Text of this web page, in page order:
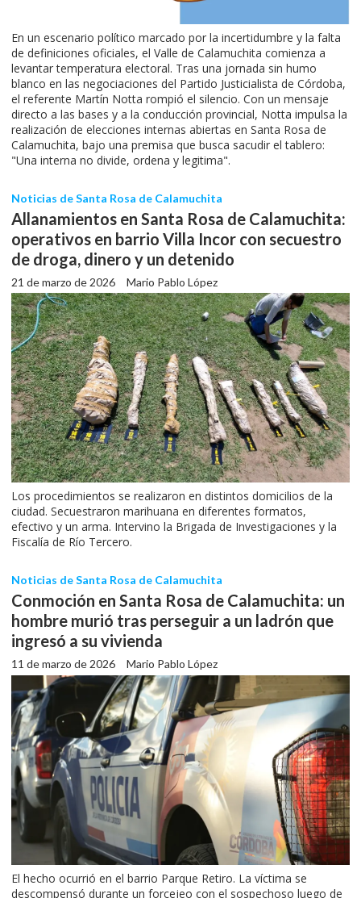
En un escenario político marcado por la incertidumbre y la falta
de definiciones oficiales, el Valle de Calamuchita comienza a
levantar temperatura electoral. Tras una jornada sin humo
blanco en las negociaciones del Partido Justicialista de Córdoba,
el referente Martín Notta rompió el silencio. Con un mensaje
directo a las bases y a la conducción provincial, Notta impulsa la
realización de elecciones internas abiertas en Santa Rosa de
Calamuchita, bajo una premisa que busca sacudir el tablero:
"Una interna no divide, ordena y legitima".
Allanamientos en Santa Rosa de Calamuchita:
operativos en barrio Villa Incor con secuestro
de droga, dinero y un detenido
Mario Pablo López
Noticias de Santa Rosa de Calamuchita
21 de marzo de 2026
Los procedimientos se realizaron en distintos domicilios de la
ciudad. Secuestraron marihuana en diferentes formatos,
efectivo y un arma. Intervino la Brigada de Investigaciones y la
Fiscalía de Río Tercero.
Conmoción en Santa Rosa de Calamuchita: un
hombre murió tras perseguir a un ladrón que
ingresó a su vivienda
Mario Pablo López
Noticias de Santa Rosa de Calamuchita
11 de marzo de 2026
El hecho ocurrió en el barrio Parque Retiro. La víctima se
descompensó durante un forcejeo con el sospechoso luego de